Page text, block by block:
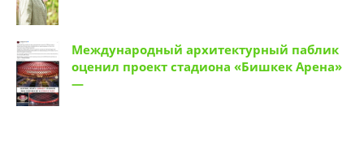
Международный архитектурный паблик
оценил проект стадиона «Бишкек Арена»
—